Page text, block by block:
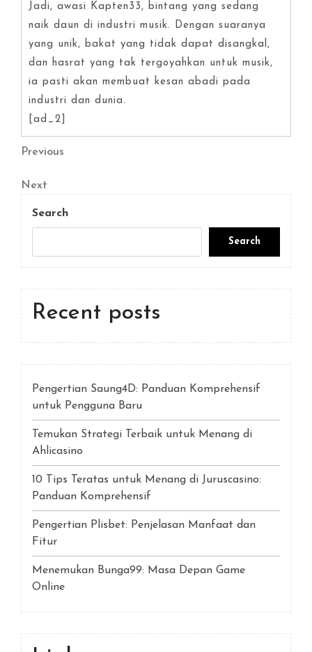
Jadi, awasi Kapten33, bintang yang sedang
naik daun di industri musik. Dengan suaranya
yang unik, bakat yang tidak dapat disangkal,
dan hasrat yang tak tergoyahkan untuk musik,
ia pasti akan membuat kesan abadi pada
industri dan dunia.
[ad_2]
Post
navigation
Previous
Previous
Next
Post
Next
Search
Search
Recent posts
Pengertian Saung4D: Panduan Komprehensif
untuk Pengguna Baru
Temukan Strategi Terbaik untuk Menang di
Ahlicasino
10 Tips Teratas untuk Menang di Juruscasino:
Panduan Komprehensif
Pengertian Plisbet: Penjelasan Manfaat dan
Fitur
Menemukan Bunga99: Masa Depan Game
Online